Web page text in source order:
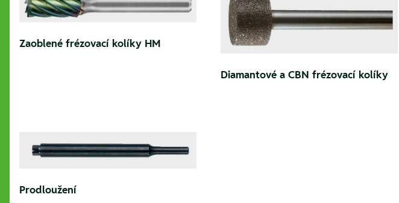
Zaoblené frézovací kolíky HM
Diamantové a CBN frézovací kolíky
Prodloužení